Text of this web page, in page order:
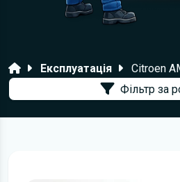
ГоловнаЕксплуатація
Citroen
Фільтр за